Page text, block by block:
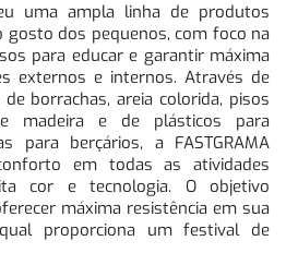
uma ampla linha de produtos
gosto dos pequenos, com foco na
para educar e garantir máxima
externos e internos. Através de
borrachas, areia colorida, pisos
madeira e de plásticos para
para berçários, a FASTGRAMA
em todas as atividades
cor e tecnologia. O objetivo
máxima resistência em sua
proporciona um festival de